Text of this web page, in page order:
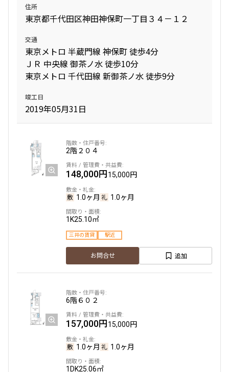
住所
東京都千代田区神田神保町一丁目３４－１２
交通
東京メトロ 半蔵門線 神保町 徒歩4分
ＪＲ 中央線 御茶ノ水 徒歩10分
東京メトロ 千代田線 新御茶ノ水 徒歩9分
竣工日
2019年05月31日
2階２０４
148,000円15,000円
1.0ヶ月 1.0ヶ月
1K25.10㎡
三井の賃貸 駅近
お問合せ 追加
6階６０２
157,000円15,000円
1.0ヶ月 1.0ヶ月
1DK25.06㎡